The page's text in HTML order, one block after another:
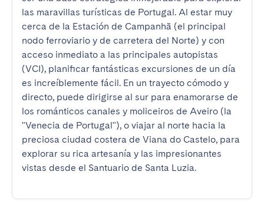
las maravillas turísticas de Portugal. Al estar muy
cerca de la Estación de Campanhã (el principal
nodo ferroviario y de carretera del Norte) y con
acceso inmediato a las principales autopistas
(VCI), planificar fantásticas excursiones de un día
es increíblemente fácil. En un trayecto cómodo y
directo, puede dirigirse al sur para enamorarse de
los románticos canales y moliceiros de Aveiro (la
"Venecia de Portugal"), o viajar al norte hacia la
preciosa ciudad costera de Viana do Castelo, para
explorar su rica artesanía y las impresionantes
vistas desde el Santuario de Santa Luzia.